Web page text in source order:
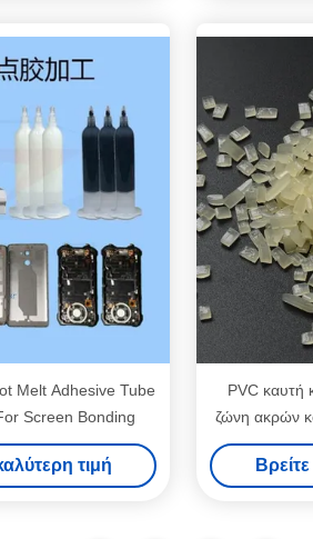
Melt Adhesive Tube
Screen Bonding
τιμή
PVC καυτή
ζώνη ακρών